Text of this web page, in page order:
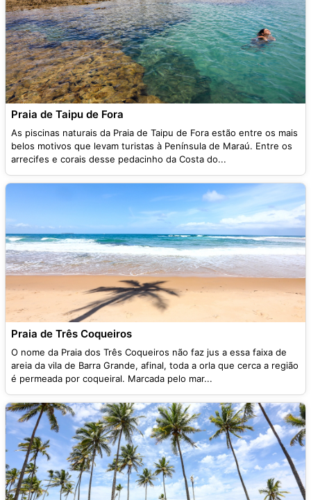
Praia de Taipu de Fora
As piscinas naturais da Praia de Taipu de Fora estão entre os mais
belos motivos que levam turistas à Península de Maraú. Entre os
arrecifes e corais desse pedacinho da Costa do...
Praia de Três Coqueiros
O nome da Praia dos Três Coqueiros não faz jus a essa faixa de
areia da vila de Barra Grande, afinal, toda a orla que cerca a região
é permeada por coqueiral. Marcada pelo mar...